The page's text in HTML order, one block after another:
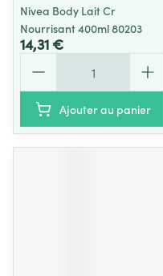
Nivea Body Lait Cr
Nourrisant 400ml 80203
14,31 €
Ajouter au panier